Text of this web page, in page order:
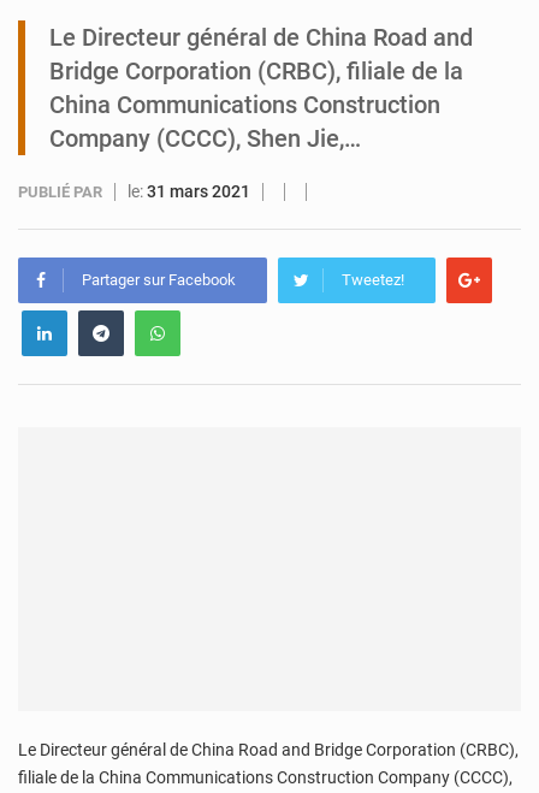
Le Directeur général de China Road and
Bridge Corporation (CRBC), filiale de la
China Communications Construction
Company (CCCC), Shen Jie,…
PUBLIÉ PAR le:31 mars 2021
Partager sur Facebook Tweetez!
Le Directeur général de China Road and Bridge Corporation (CRBC),
filiale de la China Communications Construction Company (CCCC),